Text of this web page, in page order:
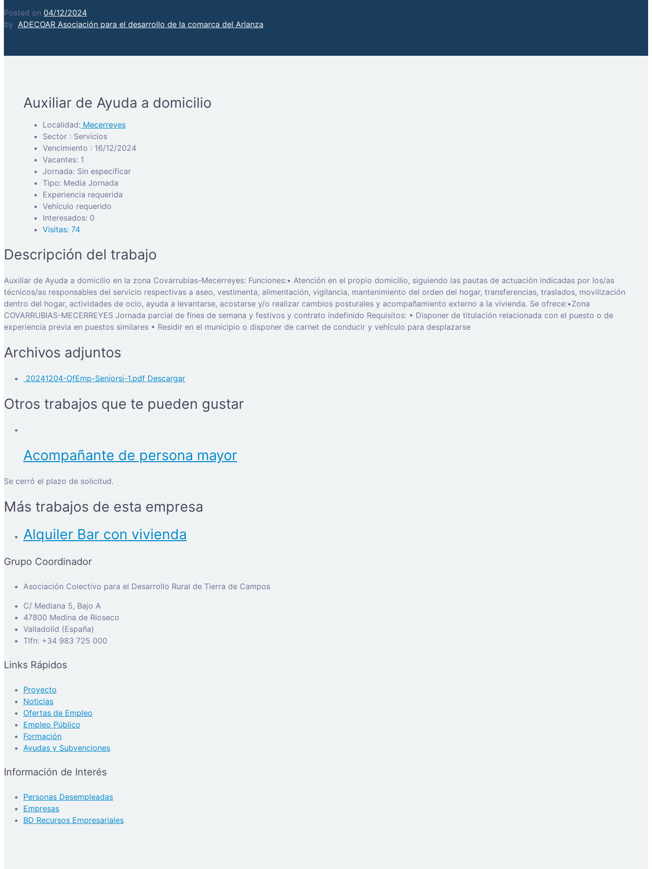
Posted on 04/12/2024
by ADECOAR Asociación para el desarrollo de la comarca del Arlanza
Auxiliar de Ayuda a domicilio
Localidad: Mecerreyes
Sector : Servicios
Vencimiento : 16/12/2024
Vacantes: 1
Jornada: Sin especificar
Tipo: Media Jornada
Experiencia requerida
Vehículo requerido
Interesados: 0
Visitas: 74
Descripción del trabajo
Auxiliar de Ayuda a domicilio en la zona Covarrubias-Mecerreyes: Funciones:• Atención en el propio domicilio, siguiendo las pautas de actuación indicadas por los/as
técnicos/as responsables del servicio respectivas a aseo, vestimenta, alimentación, vigilancia, mantenimiento del orden del hogar, transferencias, traslados, movilización
dentro del hogar, actividades de ocio, ayuda a levantarse, acostarse y/o realizar cambios posturales y acompañamiento externo a la vivienda. Se ofrece:•Zona
COVARRUBIAS-MECERREYES Jornada parcial de fines de semana y festivos y contrato indefinido Requisitos: • Disponer de titulación relacionada con el puesto o de
experiencia previa en puestos similares • Residir en el municipio o disponer de carnet de conducir y vehículo para desplazarse
Archivos adjuntos
20241204-OfEmp-Seniorsi-1.pdf Descargar
Otros trabajos que te pueden gustar
Acompañante de persona mayor
Se cerró el plazo de solicitud.
Más trabajos de esta empresa
Alquiler Bar con vivienda
Grupo Coordinador
Asociación Colectivo para el Desarrollo Rural de Tierra de Campos
C/ Mediana 5, Bajo A
47800 Medina de Rioseco
Valladolid (España)
Tlfn: +34 983 725 000
Links Rápidos
Proyecto
Noticias
Ofertas de Empleo
Empleo Público
Formación
Ayudas y Subvenciones
Información de Interés
Personas Desempleadas
Empresas
BD Recursos Empresariales